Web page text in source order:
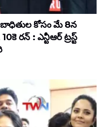
కోసం మే 8న
రన్‌ : ఎన్టీఆర్‌ ట్రస్ట్‌